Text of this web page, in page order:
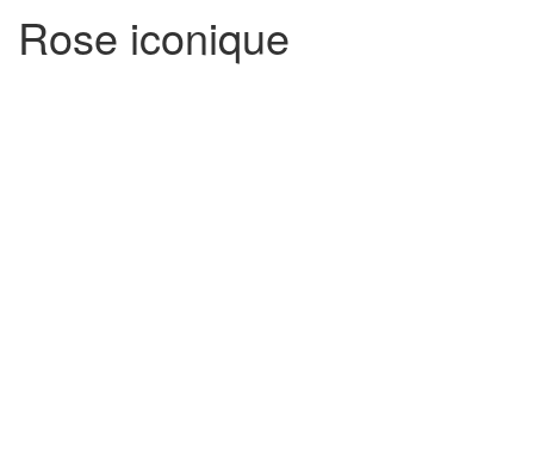
Rose iconique